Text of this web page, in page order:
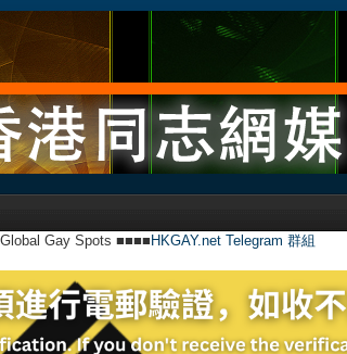
Gay Spots ■■■■ HKGAY.net Telegram 群組